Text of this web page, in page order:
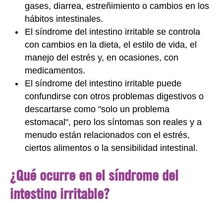
gases, diarrea, estreñimiento o cambios en los
hábitos intestinales.
El síndrome del intestino irritable se controla
con cambios en la dieta, el estilo de vida, el
manejo del estrés y, en ocasiones, con
medicamentos.
El síndrome del intestino irritable puede
confundirse con otros problemas digestivos o
descartarse como "solo un problema
estomacal", pero los síntomas son reales y a
menudo están relacionados con el estrés,
ciertos alimentos o la sensibilidad intestinal.
¿Qué ocurre en el síndrome del
intestino irritable?